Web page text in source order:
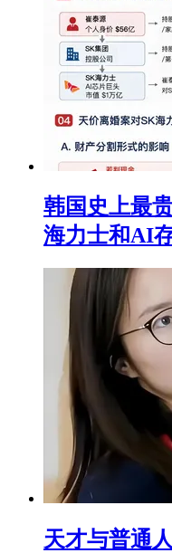
韩国史上最
海力士和AI
天才与普通